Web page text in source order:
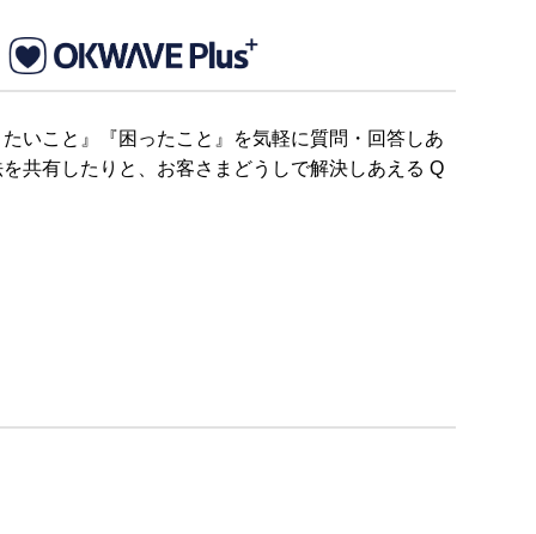
いこと』『困ったこと』を気軽に質問・回答しあ
共有したりと、お客さまどうしで解決しあえる Q